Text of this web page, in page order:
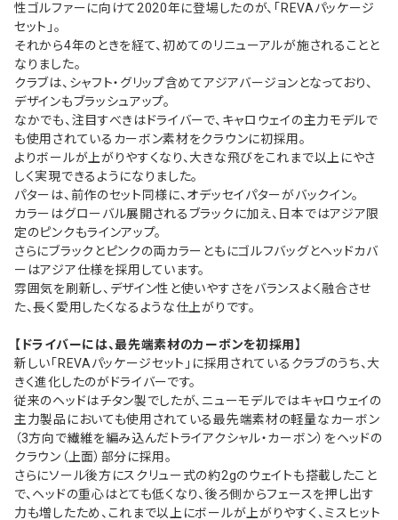
性ゴルファーに向けて2020年に登場したのが、「REVAパッケージ
セット」。
それから4年のときを経て、初めてのリニューアルが施されることと
なりました。
クラブは、シャフト・グリップ含めてアジアバージョンとなっており、
デザインもブラッシュアップ。
なかでも、注目すべきはドライバーで、キャロウェイの主力モデルで
も使用されているカーボン素材をクラウンに初採用。
よりボールが上がりやすくなり、大きな飛びをこれまで以上にやさ
しく実現できるようになりました。
パターは、前作のセット同様に、オデッセイパターがバックイン。
カラーはグローバル展開されるブラックに加え、日本ではアジア限
定のピンクもラインアップ。
さらにブラックとピンクの両カラーともにゴルフバッグとヘッドカバ
ーはアジア仕様を採用しています。
雰囲気を刷新し、デザイン性と使いやすさをバランスよく融合させ
た、長く愛用したくなるような仕上がりです。
【ドライバーには、最先端素材のカーボンを初採用】
新しい「REVAパッケージセット」に採用されているクラブのうち、大
きく進化したのがドライバーです。
従来のヘッドはチタン製でしたが、ニューモデルではキャロウェイの
主力製品においても使用されている最先端素材の軽量なカーボン
（3方向で繊維を編み込んだトライアクシャル・カーボン）をヘッドの
クラウン（上面）部分に採用。
さらにソール後方にスクリュー式の約2gのウェイトも搭載したこと
で、ヘッドの重心はとても低くなり、後ろ側からフェースを押し出す
力も増したため、これまで以上にボールが上がりやすく、ミスヒット